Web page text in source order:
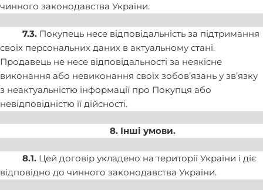
чинного законодавства України.
7.3.Покупець несе відповідальність за підтримання
своїх персональних даних в актуальному стані.
Продавець не несе відповідальності за неякісне
виконання або невиконання своїх зобов’язань у зв’язку
з неактуальністю інформації про Покупця або
невідповідністю її дійсності.
8. Інші умови.
8.1.Цей договір укладено на території України і діє
відповідно до чинного законодавства України.